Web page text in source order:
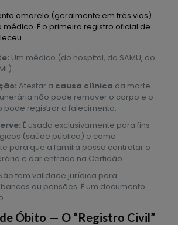
amarelo (geralmente em três vias)
É o primeiro registro oficial de
Um médico (do hospital, do SAMU, do
Atestar a causa clínica da morte.
não pode remover o corpo e o
pode registrar o falecimento.
É usada exclusivamente para fins
(saúde pública) e como
para que a família possa contratar o
e dar entrada na Certidão.
tem validade jurídica para
ou pensões. É um documento
Óbito — O “Registro Civil”